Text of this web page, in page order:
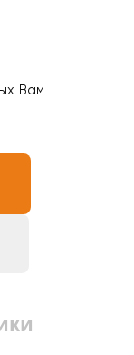
Вам